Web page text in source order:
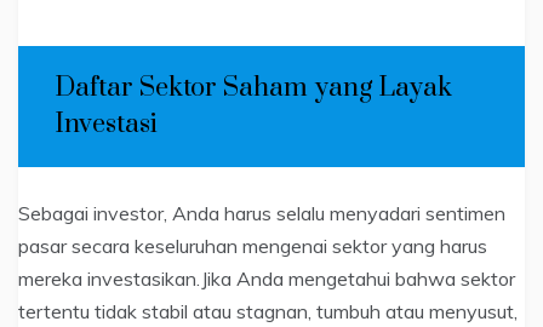
Daftar Sektor Saham yang Layak
Investasi
Sebagai investor, Anda harus selalu menyadari sentimen
pasar secara keseluruhan mengenai sektor yang harus
mereka investasikan.Jika Anda mengetahui bahwa sektor
tertentu tidak stabil atau stagnan, tumbuh atau menyusut,